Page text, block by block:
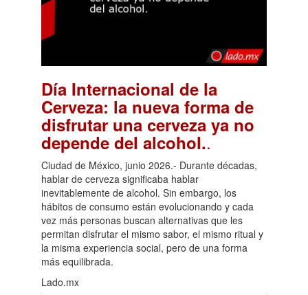
Día Internacional de la
Cerveza: la nueva forma de
disfrutar una cerveza ya no
depende del alcohol..
Ciudad de México, junio 2026.- Durante décadas,
hablar de cerveza significaba hablar
inevitablemente de alcohol. Sin embargo, los
hábitos de consumo están evolucionando y cada
vez más personas buscan alternativas que les
permitan disfrutar el mismo sabor, el mismo ritual y
la misma experiencia social, pero de una forma
más equilibrada.
Lado.mx